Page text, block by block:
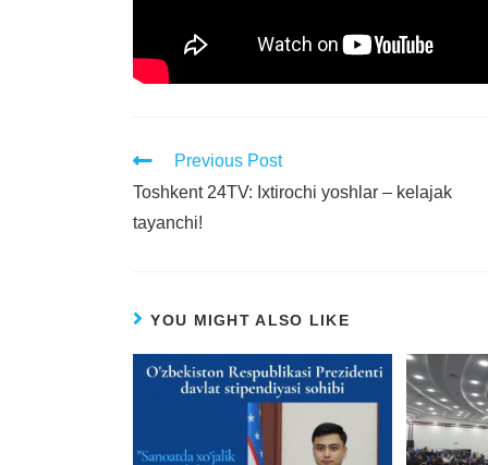
Previous Post
Toshkent 24TV: Ixtirochi yoshlar – kelajak
tayanchi!
YOU MIGHT ALSO LIKE